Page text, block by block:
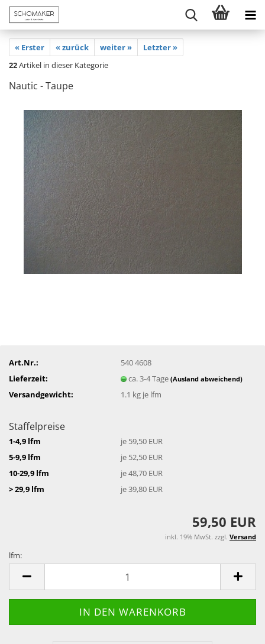
« Erster « zurück weiter »
Letzter »
22Artikel in dieser Kategorie
Nautic - Taupe
Art.Nr.:
540 4608
Lieferzeit:
ca. 3-4 Tage(Ausland abweichend)
Versandgewicht: 1.1 kg je lfm
Staffelpreise
1-4,9 lfm
je 59,50 EUR
5-9,9 lfm
je 52,50 EUR
10-29,9 lfm
je 48,70 EUR
> 29,9 lfm
je 39,80 EUR
59,50 EUR
inkl. 19% MwSt. zzgl. Versand
lfm: